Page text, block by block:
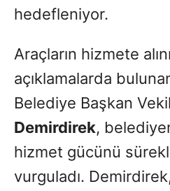
hedefleniyor.
Araçların hizmete
açıklamalarda
Belediye Başkan
Demirdirek,
hizmet gücünü
vurguladı.